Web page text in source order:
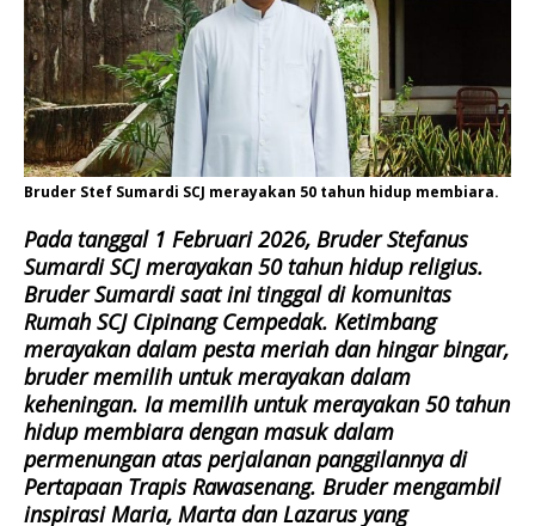
Bruder Stef Sumardi SCJ merayakan 50 tahun hidup membiara.
Pada tanggal 1 Februari 2026, Bruder Stefanus
Sumardi SCJ merayakan 50 tahun hidup religius.
Bruder Sumardi saat ini tinggal di komunitas
Rumah SCJ Cipinang Cempedak. Ketimbang
merayakan dalam pesta meriah dan hingar bingar,
bruder memilih untuk merayakan dalam
keheningan. Ia memilih untuk merayakan 50 tahun
hidup membiara dengan masuk dalam
permenungan atas perjalanan panggilannya di
Pertapaan Trapis Rawasenang. Bruder mengambil
inspirasi Maria, Marta dan Lazarus yang